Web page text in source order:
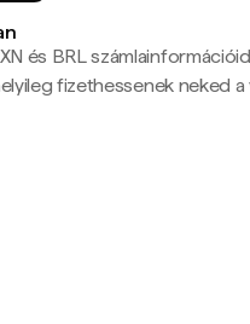
és BRL
fizethessenek neked a